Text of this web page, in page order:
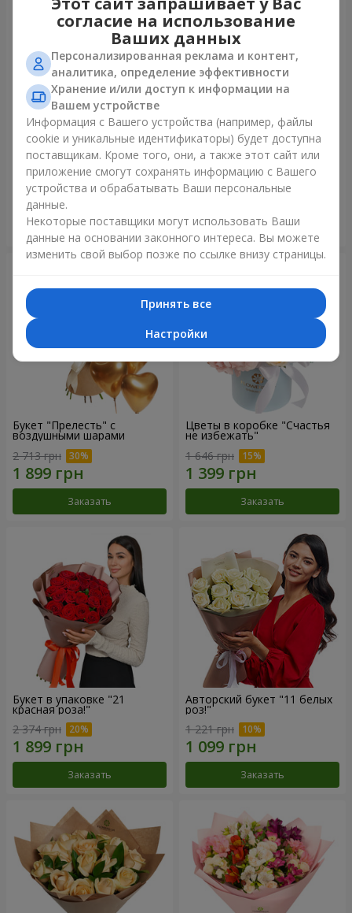
Букет "В День рождения, с
любовью!"
3 229 грн
Заказать
Букет "Радуга эмоций"
1 888 грн
Заказать
Букет "Прелесть" с
воздушными шарами
2 713 грн
Заказать
Цветы в коробке "Счастья
не избежать"
1 646 грн
Заказать
Букет в упаковке "21
красная роза!"
2 374 грн
Заказать
Авторский букет "11 белых
роз!"
1 221 грн
Заказать
согласие на использование
Ваших данных
Персонализированная реклама и контент,
аналитика, определение эффективности
Хранение и/или доступ к информации на
Вашем устройстве
Информация с Вашего устройства (например, файлы
cookie и уникальные идентификаторы) будет доступна
поставщикам. Кроме того, они, а также этот сайт или
приложение смогут сохранять информацию с Вашего
устройства и обрабатывать Ваши персональные
данные.
Некоторые поставщики могут использовать Ваши
данные на основании законного интереса. Вы можете
изменить свой выбор позже по ссылке внизу страницы.
Принять все
Настройки